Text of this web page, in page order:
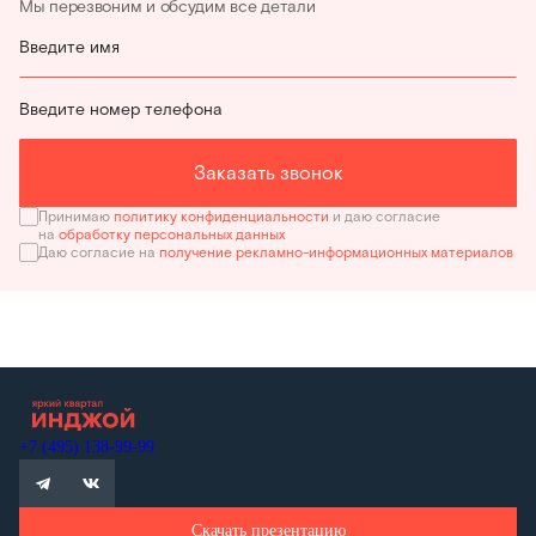
Мы перезвоним и обсудим все детали
Введите имя
Введите номер телефона
Заказать звонок
Принимаю политику конфиденциальности и даю согласие
на обработку персональных данных
Даю согласие на получение рекламно-информационных материалов
+7 (495) 138-99-99
Скачать презентацию